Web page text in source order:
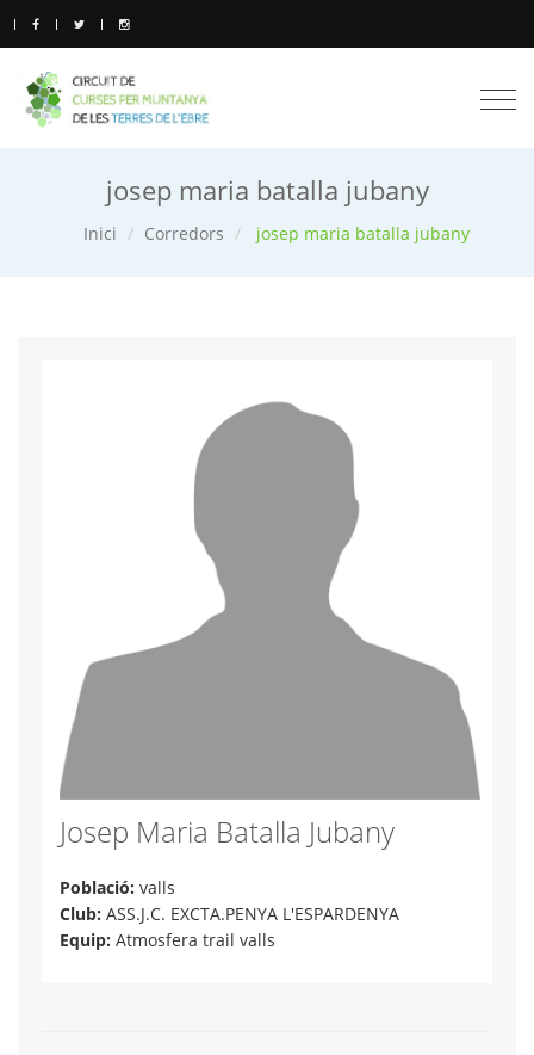
josep maria batalla jubany
Inici Corredors josep maria batalla jubany
Josep Maria Batalla Jubany
Població: valls
Club: ASS.J.C. EXCTA.PENYA L'ESPARDENYA
Equip: Atmosfera trail valls